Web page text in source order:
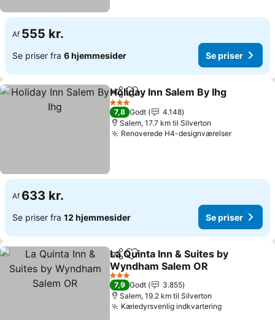
Af 555 kr.
Se priser fra 6 hjemmesider Se priser
Del Føj til favoritter
Holiday Inn Salem By Ihg
3 Stjerner
7,8 Godt
4.148
Salem, 17.7 km til Silverton
Renoverede H4-designværelserSe priser
Af 633 kr.
Se priser fra 12 hjemmesider Se priser
Del Føj til favoritter
La Quinta Inn & Suites by
Wyndham Salem OR
Se priser
3 Stjerner
7,9 Godt
3.855
Salem, 19.2 km til Silverton
Kæledyrsvenlig indkvarteringSe priser